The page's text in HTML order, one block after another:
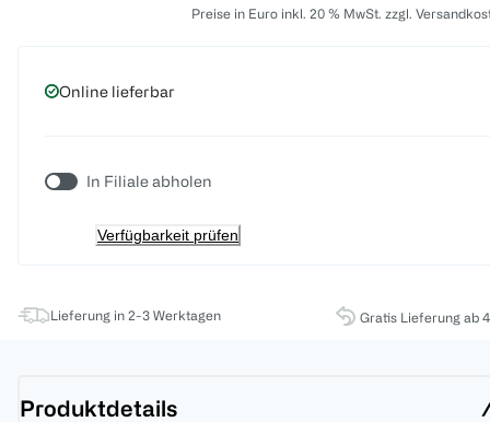
Preise in Euro inkl. 20 % MwSt. zzgl.
Online lieferbar
In Filiale abholen
Verfügbarkeit prüfen
Lieferung in 2-3 Werktagen Gratis Lieferung ab
Produktdetails